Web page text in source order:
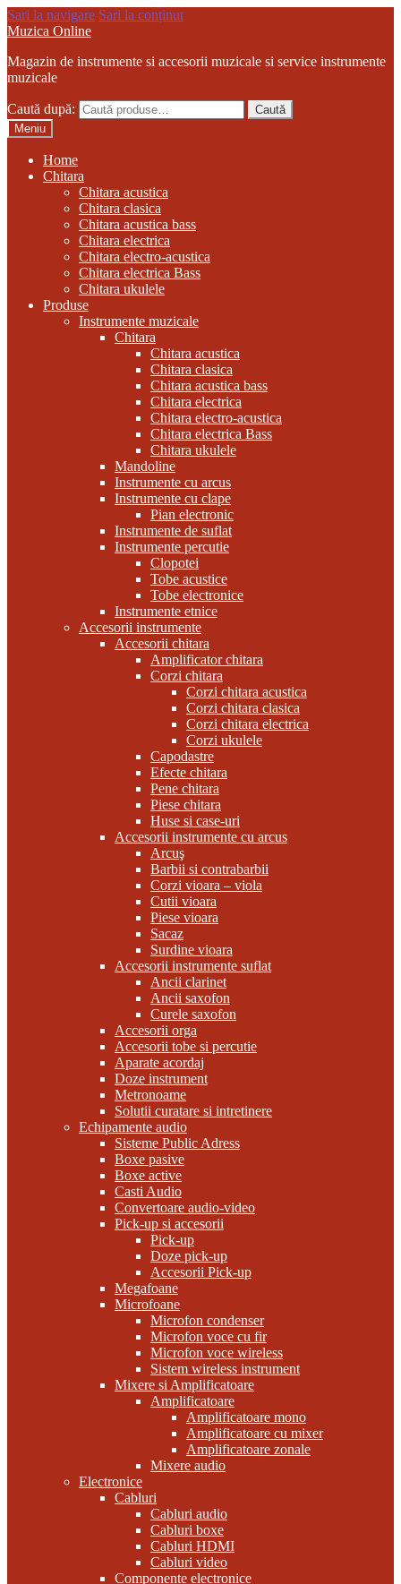
Sari la navigare Sari la conținut
Muzica Online
Magazin de instrumente si accesorii muzicale si service instrumente
muzicale
Caută după:
Caută
Meniu
Home
Chitara
Chitara acustica
Chitara clasica
Chitara acustica bass
Chitara electrica
Chitara electro-acustica
Chitara electrica Bass
Chitara ukulele
Produse
Instrumente muzicale
Chitara
Chitara acustica
Chitara clasica
Chitara acustica bass
Chitara electrica
Chitara electro-acustica
Chitara electrica Bass
Chitara ukulele
Mandoline
Instrumente cu arcus
Instrumente cu clape
Pian electronic
Instrumente de suflat
Instrumente percutie
Clopotei
Tobe acustice
Tobe electronice
Instrumente etnice
Accesorii instrumente
Accesorii chitara
Amplificator chitara
Corzi chitara
Corzi chitara acustica
Corzi chitara clasica
Corzi chitara electrica
Corzi ukulele
Capodastre
Efecte chitara
Pene chitara
Piese chitara
Huse si case-uri
Accesorii instrumente cu arcus
Arcuş
Barbii si contrabarbii
Corzi vioara – viola
Cutii vioara
Piese vioara
Sacaz
Surdine vioara
Accesorii instrumente suflat
Ancii clarinet
Ancii saxofon
Curele saxofon
Accesorii orga
Accesorii tobe si percutie
Aparate acordaj
Doze instrument
Metronoame
Solutii curatare si intretinere
Echipamente audio
Sisteme Public Adress
Boxe pasive
Boxe active
Casti Audio
Convertoare audio-video
Pick-up si accesorii
Pick-up
Doze pick-up
Accesorii Pick-up
Megafoane
Microfoane
Microfon condenser
Microfon voce cu fir
Microfon voce wireless
Sistem wireless instrument
Mixere si Amplificatoare
Amplificatoare
Amplificatoare mono
Amplificatoare cu mixer
Amplificatoare zonale
Mixere audio
Electronice
Cabluri
Cabluri audio
Cabluri boxe
Cabluri HDMI
Cabluri video
Componente electronice